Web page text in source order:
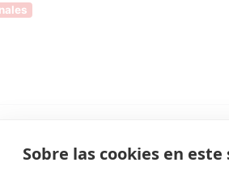
Acompaña a emprendedoras a
escenario – público o privado-
Sobre las cookies en